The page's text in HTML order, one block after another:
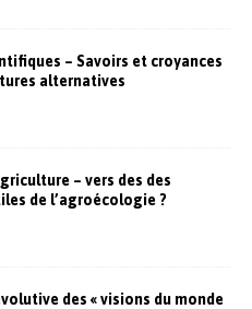
– Savoirs et croyances
alternatives
– vers des des
de l’agroécologie ?
des « visions du monde